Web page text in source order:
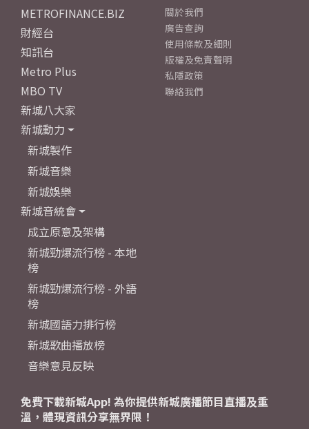
METROFINANCE.BIZ
財經台
知訊台
Metro Plus
MBO TV
新城八大家
新城動力
新城製作
新城音樂
新城娛樂
新城音統會
成立原意及架構
新城勁爆流行榜 - 本地
榜
新城勁爆流行榜 - 外語
榜
新城國語力排行榜
新城歌曲播放榜
音樂意見反映
關於我們
廣告查詢
使用條款及細則
版權及免責聲明
私隱政策
聯絡我們
免費下載新城App! 為你提供新城廣播節目直播及重
溫，體現資訊分享無界限！